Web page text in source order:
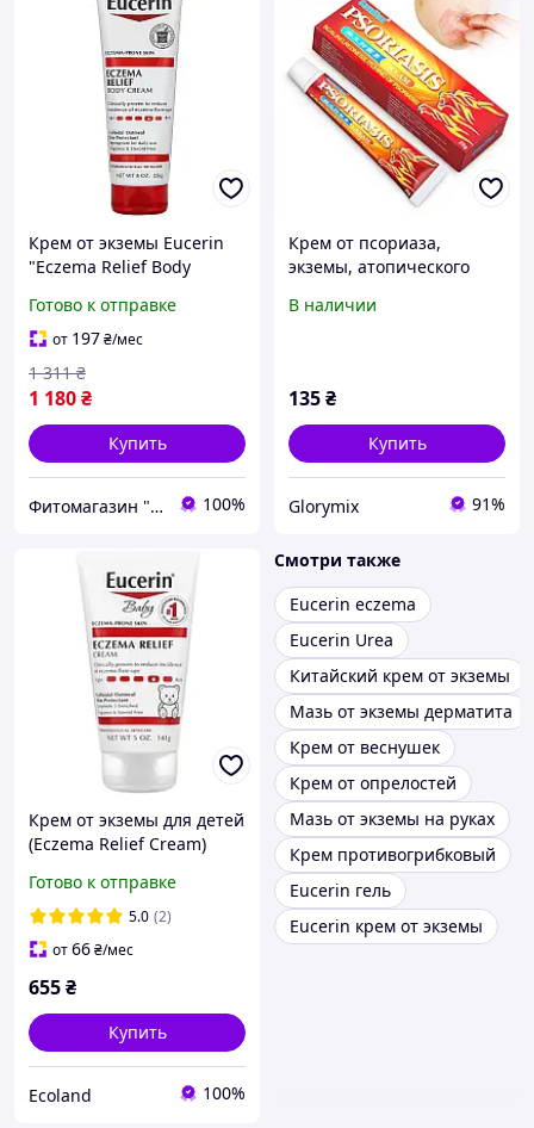
Крем от экземы Eucerin
"Eczema Relief Body
раздраженной и
поврежденной кожи тела
(226 г)
Готово к отправке
от 197₴/мес
1 180₴
1 311 ₴
Купить
Фитомагазин "Beautiful Life" 100%
Крем от псориаза,
экземы, атопического
Psoriasis Cream, туба 20 г
В наличии
135₴
Купить
Glorymix 91%
Крем от экземы для детей
(Eczema Relief Cream)
Готово к отправке
5.0 (2)
от66₴/мес
655₴
Купить
Ecoland 100%
Смотри также
Eucerin eczema
Eucerin Urea
Китайский крем от экземы
Мазь от экземы дерматита
Крем от веснушек
Крем от опрелостей
Мазь от экземы на руках
Крем противогрибковый
Eucerin гель
Eucerin крем от экземы